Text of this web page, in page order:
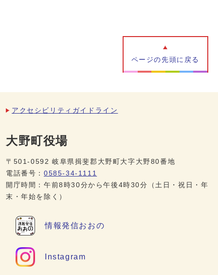
ページの先頭に戻る
アクセシビリティガイドライン
大野町役場
〒501-0592 岐阜県揖斐郡大野町大字大野80番地
電話番号： 0585-34-1111
開庁時間：午前8時30分から午後4時30分（土日・祝日・年
末・年始を除く）
情報発信おおの
Instagram